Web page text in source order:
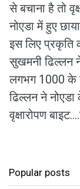
से बचाना है तो
नोएडा में हुए
इस लिए प्रकृति
सुखमनी ढिल्लन
लगभग 1000 के
ढिल्लन ने
वृक्षारोपण
Popular posts